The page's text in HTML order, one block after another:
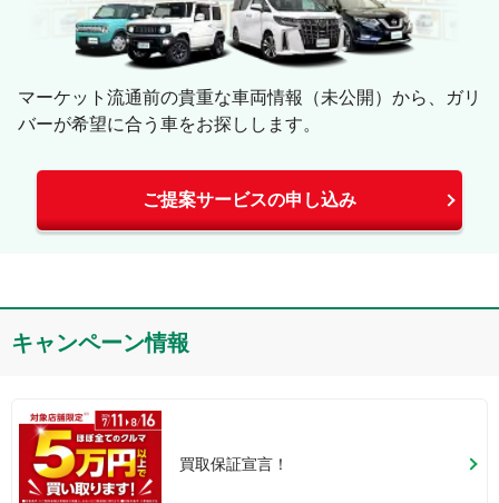
マーケット流通前の貴重な車両情報（未公開）から、ガリ
バーが希望に合う車をお探しします。
ご提案サービスの申し込み
キャンペーン情報
買取保証宣言！